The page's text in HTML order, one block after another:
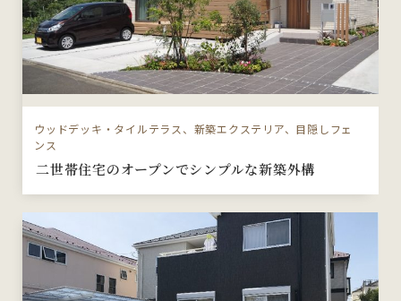
ウッドデッキ・タイルテラス、新築エクステリア、目隠しフェ
ンス
二世帯住宅のオープンでシンプルな新築外構